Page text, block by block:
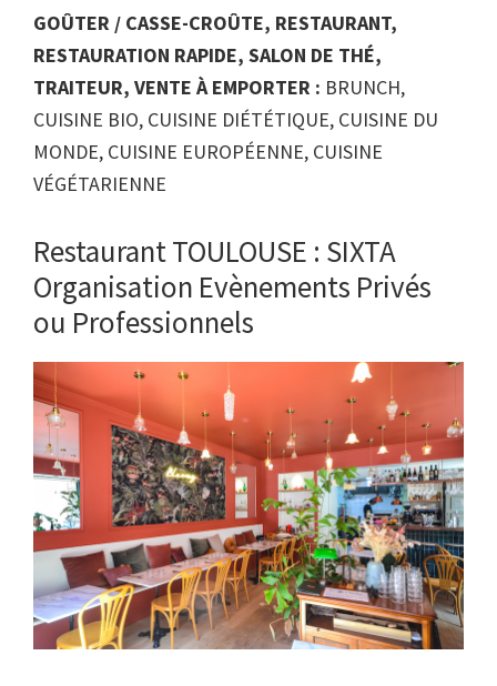
GOÛTER / CASSE-CROÛTE, RESTAURANT,
RESTAURATION RAPIDE, SALON DE THÉ,
TRAITEUR, VENTE À EMPORTER : BRUNCH,
CUISINE BIO, CUISINE DIÉTÉTIQUE, CUISINE DU
MONDE, CUISINE EUROPÉENNE, CUISINE
VÉGÉTARIENNE
Restaurant TOULOUSE : SIXTA
Organisation Evènements Privés
ou Professionnels